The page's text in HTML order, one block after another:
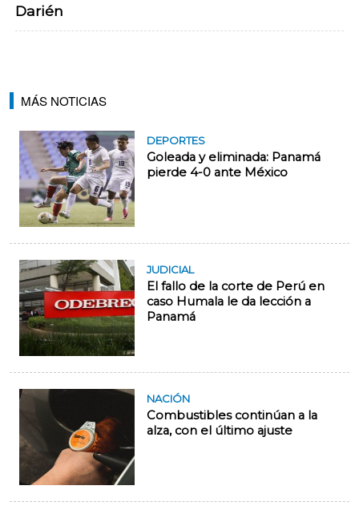
Darién
MÁS NOTICIAS
DEPORTES
Goleada y eliminada: Panamá
pierde 4-0 ante México
JUDICIAL
El fallo de la corte de Perú en
caso Humala le da lección a
Panamá
NACIÓN
Combustibles continúan a la
alza, con el último ajuste